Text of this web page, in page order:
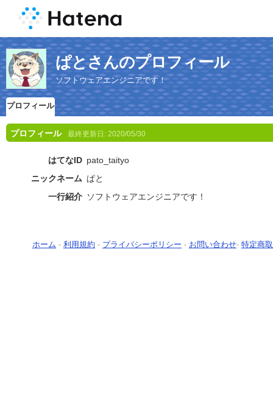
ぱとさんのプロフィール
ソフトウェアエンジニアです！
プロフィール
プロフィール 最終更新日: 2020/05/30
はてなID pato_taityo
ニックネーム ぱと
一行紹介 ソフトウェアエンジニアです！
ホーム - 利用規約 - プライバシーポリシー - お問い合わせ- 特定商